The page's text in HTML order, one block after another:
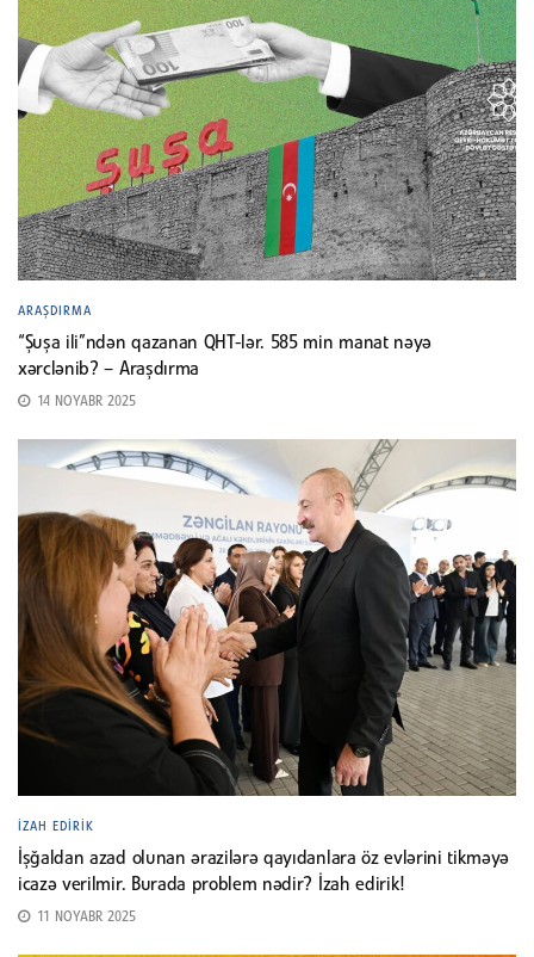
ARAŞDIRMA
“Şuşa ili”ndən qazanan QHT-lər. 585 min manat nəyə
xərclənib? – Araşdırma
14 NOYABR 2025
İZAH EDIRIK
İşğaldan azad olunan ərazilərə qayıdanlara öz evlərini tikməyə
icazə verilmir. Burada problem nədir? İzah edirik!
11 NOYABR 2025